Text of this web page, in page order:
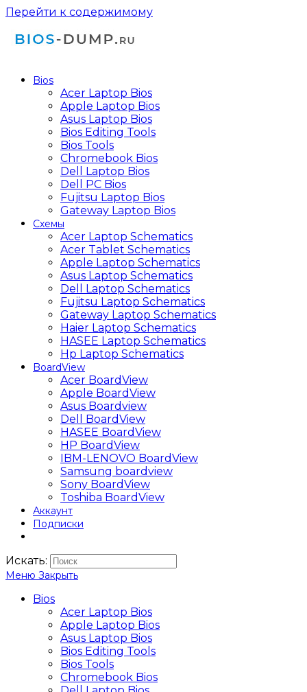
Перейти к содержимому
Bios
Acer Laptop Bios
Apple Laptop Bios
Asus Laptop Bios
Bios Editing Tools
Bios Tools
Chromebook Bios
Dell Laptop Bios
Dell PC Bios
Fujitsu Laptop Bios
Gateway Laptop Bios
Схемы
Acer Laptop Schematics
Acer Tablet Schematics
Apple Laptop Schematics
Asus Laptop Schematics
Dell Laptop Schematics
Fujitsu Laptop Schematics
Gateway Laptop Schematics
Haier Laptop Schematics
HASEE Laptop Schematics
Hp Laptop Schematics
BoardView
Acer BoardView
Apple BoardView
Asus Boardview
Dell BoardView
HASEE BoardView
HP BoardView
IBM-LENOVO BoardView
Samsung boardview
Sony BoardView
Toshiba BoardView
Аккаунт
Подписки
Искать:
Меню Закрыть
Bios
Acer Laptop Bios
Apple Laptop Bios
Asus Laptop Bios
Bios Editing Tools
Bios Tools
Chromebook Bios